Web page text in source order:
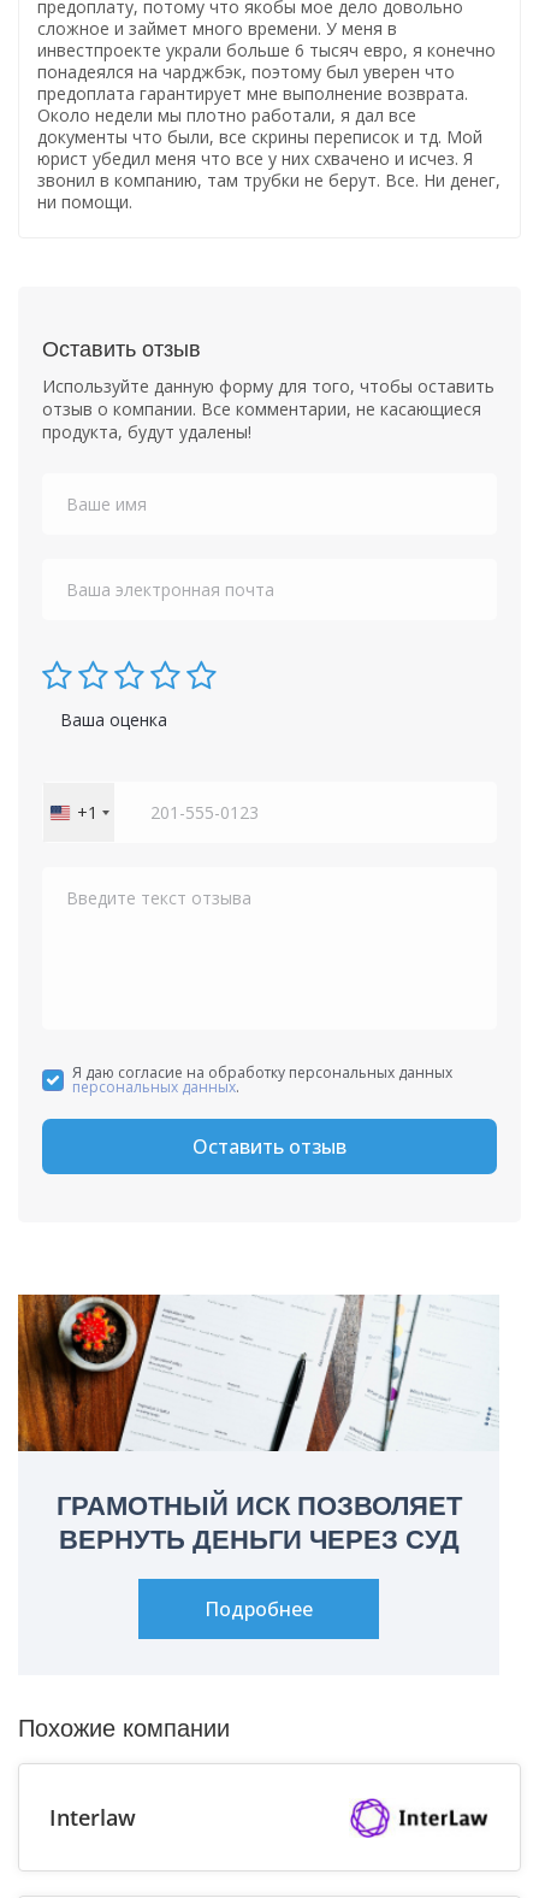
предоплату, потому что якобы мое дело довольно
сложное и займет много времени. У меня в
инвестпроекте украли больше 6 тысяч евро, я конечно
понадеялся на чарджбэк, поэтому был уверен что
предоплата гарантирует мне выполнение возврата.
Около недели мы плотно работали, я дал все
документы что были, все скрины переписок и тд. Мой
юрист убедил меня что все у них схвачено и исчез. Я
звонил в компанию, там трубки не берут. Все. Ни денег,
ни помощи.
Оставить отзыв
Используйте данную форму для того, чтобы оставить
отзыв о компании. Все комментарии, не касающиеся
продукта, будут удалены!
Ваша оценка
United
+1
Я даю согласие на обработку персональных данных
персональных данных.
Оставить отзыв
ГРАМОТНЫЙ ИСК ПОЗВОЛЯЕТ
ВЕРНУТЬ ДЕНЬГИ ЧЕРЕЗ СУД
Подробнее
Похожие компании
Interlaw